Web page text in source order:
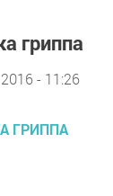
гриппа
- 11:26